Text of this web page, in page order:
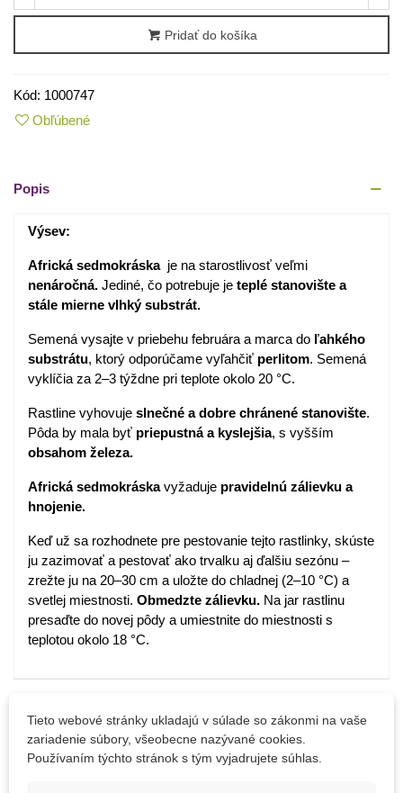
Pridať do košíka
Kód: 1000747
Obľúbené
Popis
Výsev:
Africká sedmokráskaje na starostlivosť veľmi
nenáročná. Jediné, čo potrebuje je teplé stanovište a
stále mierne vlhký substrát.
Semená vysajte v priebehu februára a marca do ľahkého
substrátu, ktorý odporúčame vyľahčiť perlitom. Semená
vyklíčia za 2–3 týždne pri teplote okolo 20 °C.
Rastline vyhovuje slnečné a dobre chránené stanovište.
Pôda by mala byť priepustná a kyslejšia, s vyšším
obsahom železa.
Africká sedmokráskavyžaduje pravidelnú zálievku a
hnojenie.
Keď už sa rozhodnete pre pestovanie tejto rastlinky, skúste
ju zazimovať a pestovať ako trvalku aj ďalšiu sezónu –
zrežte ju na 20–30 cm a uložte do chladnej (2–10 °C) a
svetlej miestnosti. Obmedzte zálievku. Na jar rastlinu
presaďte do novej pôdy a umiestnite do miestnosti s
teplotou okolo 18 °C.
PARAMETRE
Tieto webové stránky ukladajú v súlade so zákonmi na vaše
zariadenie súbory, všeobecne nazývané cookies.
Používaním týchto stránok s tým vyjadrujete súhlas.